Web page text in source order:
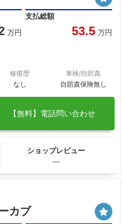
万円
支払総額
53.5 万円
修復歴
なし
車検/自賠責
自賠責保険無し
【無料】電話問い合わせ
ショップレビュー
―
カブ